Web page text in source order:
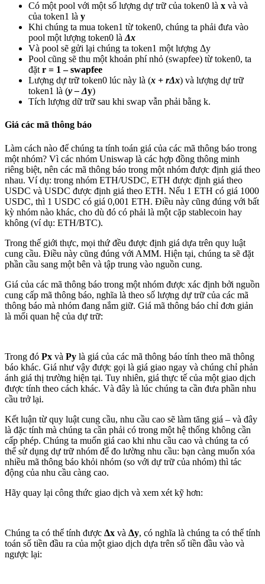
Có một pool với một số lượng dự trữ của token0 là x và và
của token1 là y
Khi chúng ta mua token1 từ token0, chúng ta phải đưa vào
pool một lượng token0 là Δx
Và pool sẽ gửi lại chúng ta token1 một lượng Δy
Pool cũng sẽ thu một khoản phí nhỏ (swapfee) từ token0, ta
đặt r = 1 – swapfee
Lượng dự trữ token0 lúc này là (x + rΔx) và lượng dự trữ
token1 là (y – Δy)
Tích lượng dữ trữ sau khi swap vẫn phải bằng k.
Giá các mã thông báo
Làm cách nào để chúng ta tính toán giá của các mã thông báo trong
một nhóm? Vì các nhóm Uniswap là các hợp đồng thông minh
riêng biệt, nên các mã thông báo trong một nhóm được định giá theo
nhau. Ví dụ: trong nhóm ETH/USDC, ETH được định giá theo
USDC và USDC được định giá theo ETH. Nếu 1 ETH có giá 1000
USDC, thì 1 USDC có giá 0,001 ETH. Điều này cũng đúng với bất
kỳ nhóm nào khác, cho dù đó có phải là một cặp stablecoin hay
không (ví dụ: ETH/BTC).
Trong thế giới thực, mọi thứ đều được định giá dựa trên quy luật
cung cầu. Điều này cũng đúng với AMM. Hiện tại, chúng ta sẽ đặt
phần cầu sang một bên và tập trung vào nguồn cung.
Giá của các mã thông báo trong một nhóm được xác định bởi nguồn
cung cấp mã thông báo, nghĩa là theo số lượng dự trữ của các mã
thông báo mà nhóm đang nắm giữ. Giá mã thông báo chỉ đơn giản
là mối quan hệ của dự trữ:
Trong đó Px và Py là giá của các mã thông báo tính theo mã thông
báo khác. Giá như vậy được gọi là giá giao ngay và chúng chỉ phản
ánh giá thị trường hiện tại. Tuy nhiên, giá thực tế của một giao dịch
được tính theo cách khác. Và đây là lúc chúng ta cần đưa phần nhu
cầu trở lại.
Kết luận từ quy luật cung cầu, nhu cầu cao sẽ làm tăng giá – và đây
là đặc tính mà chúng ta cần phải có trong một hệ thống không cần
cấp phép. Chúng ta muốn giá cao khi nhu cầu cao và chúng ta có
thể sử dụng dự trữ nhóm để đo lường nhu cầu: bạn càng muốn xóa
nhiều mã thông báo khỏi nhóm (so với dự trữ của nhóm) thì tác
động của nhu cầu càng cao.
Hãy quay lại công thức giao dịch và xem xét kỹ hơn:
Chúng ta có thể tính được Δx và Δy, có nghĩa là chúng ta có thể tính
toán số tiền đầu ra của một giao dịch dựa trên số tiền đầu vào và
ngược lại: